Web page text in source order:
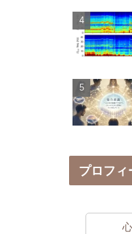
プロフィ